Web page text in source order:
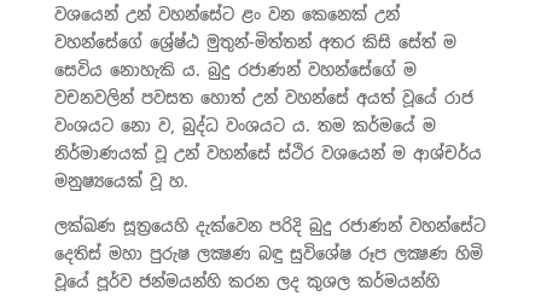
වශයෙන් උන් වහන්සේට ළං වන කෙනෙක් උන්
වහන්සේගේ ශ්‍රේෂ්ඨ මුතුන්-මිත්තන් අතර කිසි සේත් ම
සෙවිය නොහැකි ය. බුදු රජාණන් වහන්සේගේ ම
වචනවලින් පවසත හොත් උන් වහන්සේ අයත් වූයේ රාජ
වංශයට නො ව, බුද්ධ වංශයට ය. තම කර්මයේ ම
නිර්මාණයක් වූ උන් වහන්සේ ස්ථිර වශයෙන් ම ආශ්චර්ය
මනුෂ්‍යයෙක් වූ හ.
ලක්‍ඛණ සූත්‍රයෙහි දැක්වෙන පරිදි බුදු රජාණන් වහන්සේට
දෙතිස් මහා පුරුෂ ලක්‍ෂණ බඳු සුවිශේෂ රූප ලක්‍ෂණ හිමි
වූයේ පූර්ව ජන්මයන්හි කරන ලද කුශල කර්මයන්හි